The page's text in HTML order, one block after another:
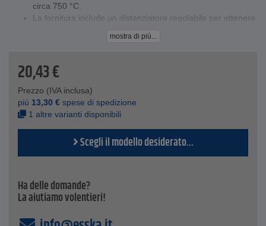
circa 750 °C.
La fornitura include un distanziatore regolabile per ottenere
Durante il processo di taglio, le code dei suinetti appena
sanguigni vengono chiusi. La chiusura immediata dei vasi
sanguigni impedisce la penetrazione di agenti patogeni. Di
norma, le code vengono lasciate lunghe circa 2-3 cm. Lo
scopo della mozzatura è quello di evitare il cannibalismo tra
i suini, che può essere causato dalle code lunghe durante
Materiale supporto: zincato elettroliticamente
Frequenza - 50/60 Hz
Potenza - 58 VA
mostra di più...
20,43€
Prezzo (IVA inclusa)
piú 13,30 € spese di spedizione
1 altre varianti disponibili
Scegli il modello desiderato...
Ha delle domande?
La aiutiamo volentieri!